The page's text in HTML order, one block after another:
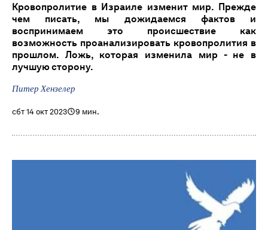
Кровопролитие в Израиле изменит мир. Прежде
чем писать, мы дожидаемся фактов и
воспринимаем это происшествие как
возможность проанализировать кровопролития в
прошлом. Ложь, которая изменила мир - не в
лучшую сторону.
Питер Хензелер
сбт 14 окт 2023 9 мин.